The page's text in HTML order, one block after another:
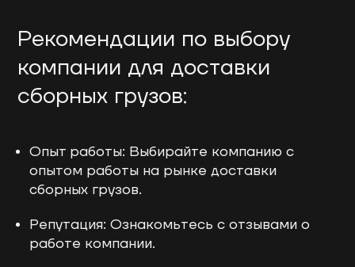
Рекомендации по выбору
компании для доставки
сборных грузов:
Опыт работы: Выбирайте компанию с
опытом работы на рынке доставки
сборных грузов.
Репутация: Ознакомьтесь с отзывами о
работе компании.